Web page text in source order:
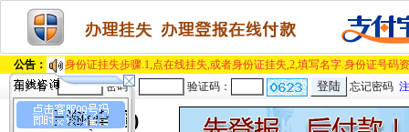
公告：
身份证挂失步骤.1,点在线挂失,或者身份证挂失,2,填写名字.身份证号码
用户名：
密码： 验证码： 忘记密码
上海(全国)